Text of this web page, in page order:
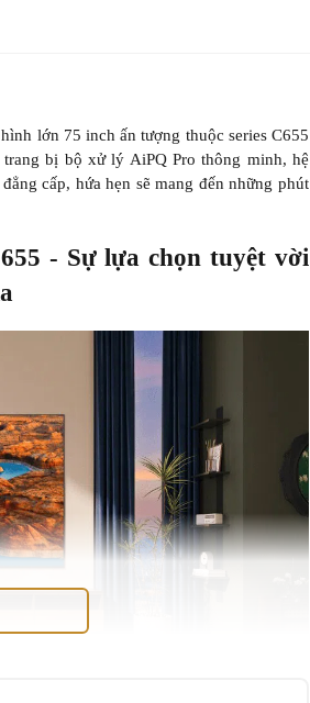
lớn 75 inch ấn tượng thuộc series C655
bị bộ xử lý AiPQ Pro thông minh, hệ
cấp, hứa hẹn sẽ mang đến những phút
- Sự lựa chọn tuyệt vời